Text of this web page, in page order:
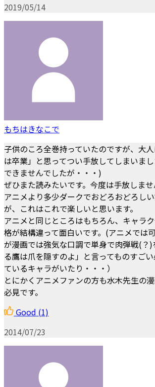
2019/05/14
もちはきなこで
子供のころ全巻持っていたのですが、大
は卒業」と思ってつい手放してしまいま
できませんでしたが・・・)
ぜひまた読みたいです。今度は手放しませ
アニメより多少ダークでおどろおどろし
が、これはこれで楽しいと思います。
アニメと同じところはもちろん、キャラ
格が結構違って面白いです。(アニメでは
が漫画では強気な口調で単身で肉弾戦(？
る鷹は爪を隠すのよ」と言ってものすご
ているキャラがいたり・・・）
とにかくアニメファンの方も水木先生の
必見です。
Good (1)
2014/07/23